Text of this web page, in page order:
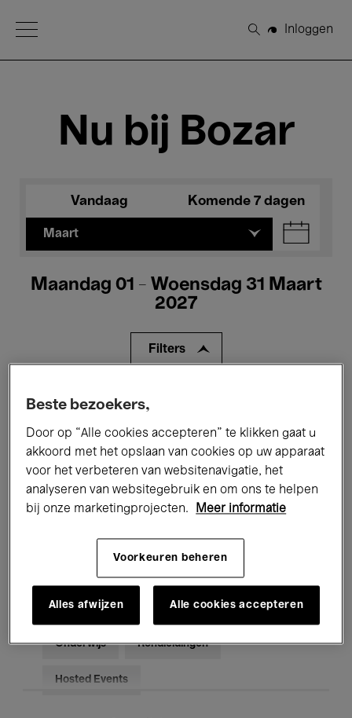
Open Menu
Zoeken
Inloggen
Nu bij Bozar
Vandaag Komende 7 dagen
Maart
Maandag 01 - Woensdag 31 Maart
2027
Filters
Alle evenementen
Tentoonstellingen Films
Performances Lezingen & Debatten
Jazz Klassieke Muziek Global Music
Voor iedereen Kids’ Palace
Onderwijs Rondleidingen
Hosted Events
Beste bezoekers,
Door op “Alle cookies accepteren” te klikken gaat u
akkoord met het opslaan van cookies op uw apparaat
voor het verbeteren van websitenavigatie, het
analyseren van websitegebruik en om ons te helpen
bij onze marketingprojecten.
Meer informatie
Voorkeuren beheren
Alles afwijzen Alle cookies accepteren